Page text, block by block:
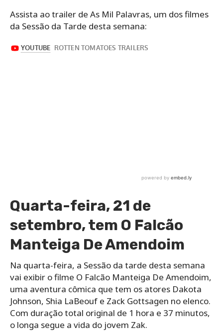
Assista ao trailer de As Mil Palavras, um dos filmes
da Sessão da Tarde desta semana:
Quarta-feira, 21 de
setembro, tem O Falcão
Manteiga De Amendoim
Na quarta-feira, a Sessão da tarde desta semana
vai exibir o filme O Falcão Manteiga De Amendoim,
uma aventura cômica que tem os atores Dakota
Johnson, Shia LaBeouf e Zack Gottsagen no elenco.
Com duração total original de 1 hora e 37 minutos,
o longa segue a vida do jovem Zak.